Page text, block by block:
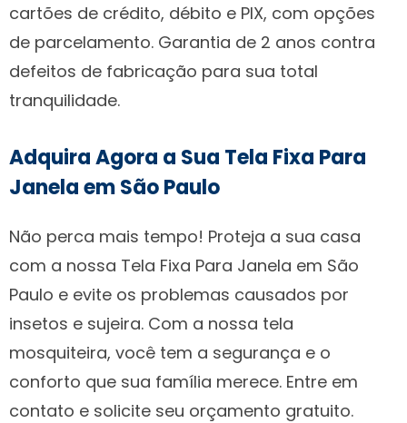
cartões de crédito, débito e PIX, com opções
de parcelamento. Garantia de 2 anos contra
defeitos de fabricação para sua total
tranquilidade.
Adquira Agora a Sua Tela Fixa Para
Janela em São Paulo
Não perca mais tempo! Proteja a sua casa
com a nossa Tela Fixa Para Janela em São
Paulo e evite os problemas causados por
insetos e sujeira. Com a nossa tela
mosquiteira, você tem a segurança e o
conforto que sua família merece. Entre em
contato e solicite seu orçamento gratuito.